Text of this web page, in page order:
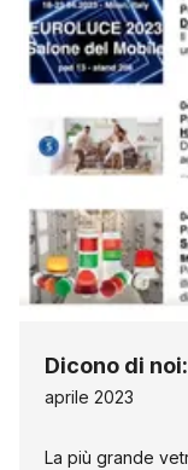
Dicono di
aprile 2023
La più grande